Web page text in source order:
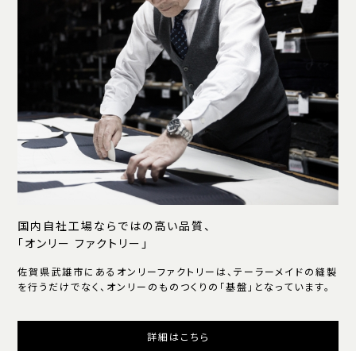
国内自社工場ならではの高い品質、
「オンリー ファクトリー」
佐賀県武雄市にあるオンリーファクトリーは、テーラーメイドの縫製
を行うだけでなく、オンリーのものつくりの「基盤」となっています。
詳細はこちら